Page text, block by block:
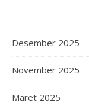
Desember 2025
November 2025
Maret 2025